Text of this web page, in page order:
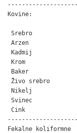
Kovine:
Srebro
Arzen
Kadmij
Krom
Baker
Živo srebro
Nikelj
Svinec
Cink
Fekalne